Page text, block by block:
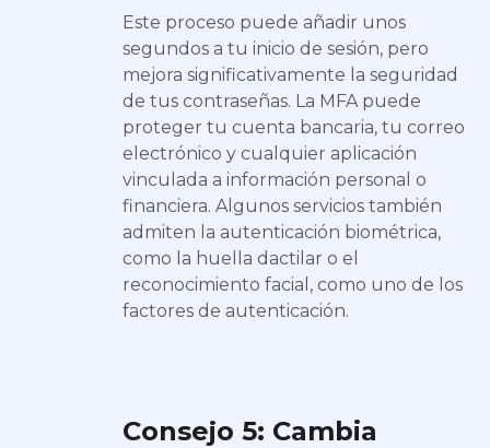
Este proceso puede añadir unos
segundos a tu inicio de sesión, pero
mejora significativamente la seguridad
de tus contraseñas. La MFA puede
proteger tu cuenta bancaria, tu correo
electrónico y cualquier aplicación
vinculada a información personal o
financiera. Algunos servicios también
admiten la autenticación biométrica,
como la huella dactilar o el
reconocimiento facial, como uno de los
factores de autenticación.
Consejo 5: Cambia